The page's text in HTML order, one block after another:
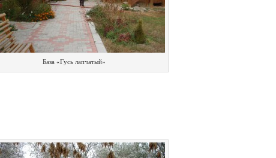
База «Гусь лапчатый»